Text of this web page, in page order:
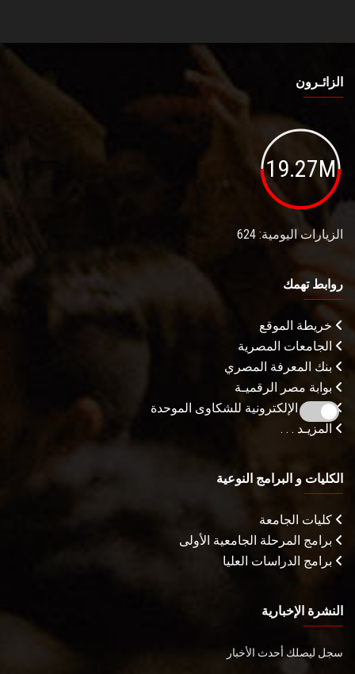
الزائـرون
19.27M
الزيارات اليومية: 624
روابط تهمك
خريطة الموقع
الجامعات المصرية
بنك المعرفة المصري
بوابة مصر الرقميـة
البوابة الإلكترونية للشكاوى الموحدة
المزيـد . . .
الكليات و البرامج النوعية
كليات الجامعة
برامج المرحلة الجامعية الأولى
برامج الدراسات العليا
النشرة الإخبارية
سجل ليصلك أحدث الأخبار